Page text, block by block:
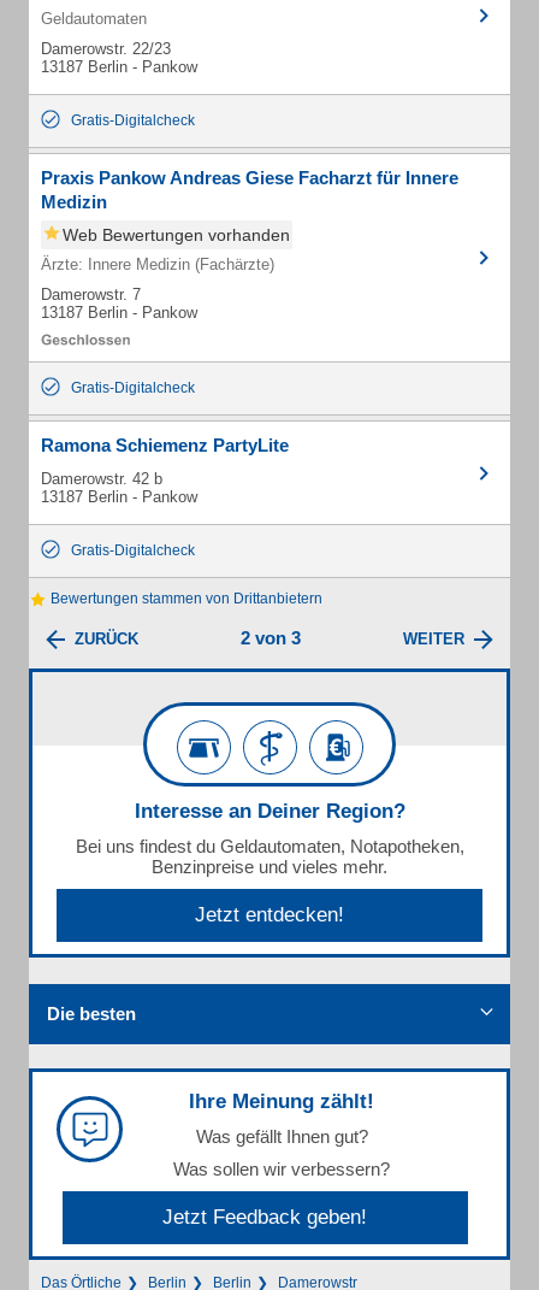
Geldautomaten
Damerowstr. 22/23
13187 Berlin - Pankow
Gratis-Digitalcheck
Praxis Pankow Andreas Giese Facharzt für Innere
Medizin
Web Bewertungen vorhanden
Ärzte: Innere Medizin (Fachärzte)
Damerowstr. 7
13187 Berlin - Pankow
Gratis-Digitalcheck
Ramona Schiemenz PartyLite
Damerowstr. 42 b
13187 Berlin - Pankow
Gratis-Digitalcheck
Bewertungen stammen von Drittanbietern
ZURÜCK 2 von 3 WEITER
Interesse an Deiner Region?
Bei uns findest du Geldautomaten, Notapotheken,
Benzinpreise und vieles mehr.
Jetzt entdecken!
Die besten
Ihre Meinung zählt!
Was gefällt Ihnen gut?
Was sollen wir verbessern?
Jetzt Feedback geben!
Das Örtliche Berlin Berlin Damerowstr